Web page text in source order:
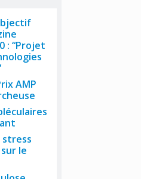
: “Projet
AMP
stress
le